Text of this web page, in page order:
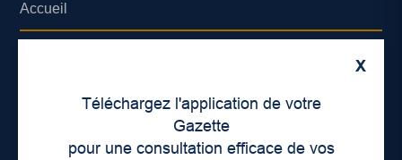
X
Téléchargez l'application de votre
Gazette
pour une consultation efficace de vos
Accueil
Déontologie et confidentialité